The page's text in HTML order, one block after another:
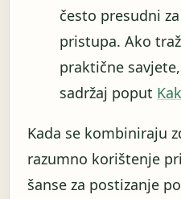
često presudni
pristupa. Ako
praktične
sadržaj poput
Kada se kombiniraju
razumno korištenje
šanse za postizanje